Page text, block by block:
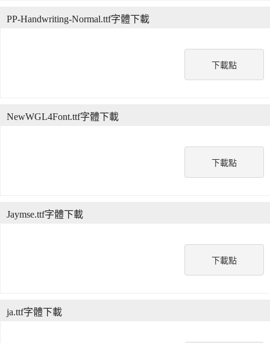
下載點
PP-Handwriting-Normal.ttf字體下載
下載點
NewWGL4Font.ttf字體下載
下載點
Jaymse.ttf字體下載
ja.ttf字體下載